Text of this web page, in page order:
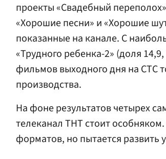
проекты «Свадебный
«Хорошие песни» и «Хорошие
показанные на канале. С
«Трудного ребенка-2» (доля
фильмов выходного дня на СТС
производства.
На фоне результатов четырех
телеканал ТНТ стоит
форматов, но пытается развить